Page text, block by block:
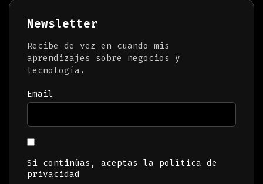
Newsletter
Recibe de vez en cuando mis
aprendizajes sobre negocios y
tecnología.
Email
Si continúas, aceptas la política de
privacidad